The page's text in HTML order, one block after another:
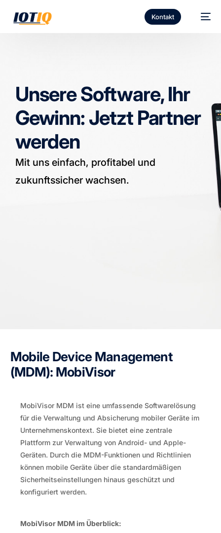
Kontakt
Unsere Software, Ihr
Gewinn: Jetzt Partner
werden
Mit uns einfach, profitabel und
zukunftssicher wachsen.
Mobile Device Management
(MDM): MobiVisor
MobiVisor MDM ist eine umfassende Softwarelösung
für die Verwaltung und Absicherung mobiler Geräte im
Unternehmenskontext. Sie bietet eine zentrale
Plattform zur Verwaltung von Android- und Apple-
Geräten. Durch die MDM-Funktionen und Richtlinien
können mobile Geräte über die standardmäßigen
Sicherheitseinstellungen hinaus geschützt und
konfiguriert werden.
MobiVisor MDM im Überblick: